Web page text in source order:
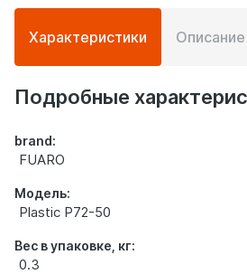
Подробная
информация
о
товаре
Характеристики
Подробные
brand:
FUARO
Модель:
Plastic P72-50
Вес в упаковке, кг:
0.3